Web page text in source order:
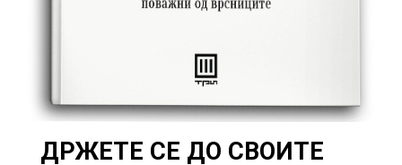
ДРЖЕТЕ СЕ ДО СВОИТЕ